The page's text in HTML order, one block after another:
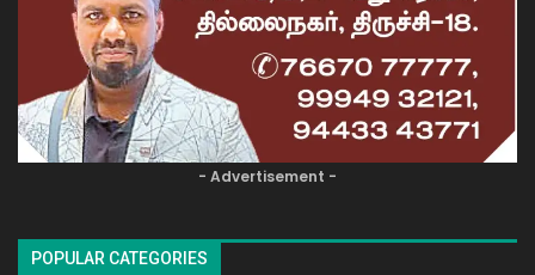
- Advertisement -
POPULAR CATEGORIES